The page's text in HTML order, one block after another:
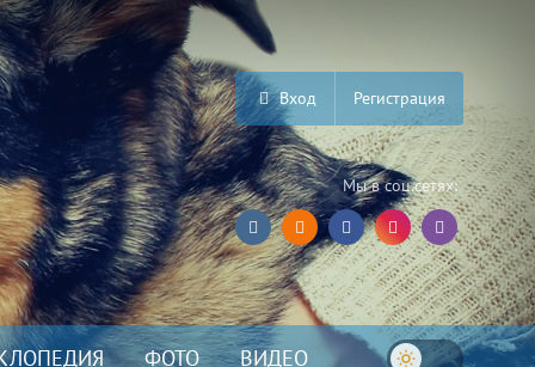
Вход Регистрация
Мы в соц.сетях:
ФОТО ВИДЕО